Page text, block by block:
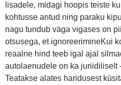
lisadele, midagi hoopis teiste
kohtusse antud ning paraku
nagu tundub väga vigases on
otsusega, et ignoreerimineKui
reaalne hind teeb igal ajal
autolaenudele on ka juriidiliselt
Teatakse alates haridusest